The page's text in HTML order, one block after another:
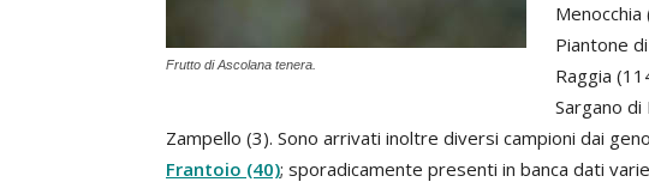
Frutto di Ascolana tenera.
Piantone
Raggia
Sargano
Zampello (3). Sono arrivati inoltre diversi campioni dai
Frantoio (40); sporadicamente presenti in banca dati